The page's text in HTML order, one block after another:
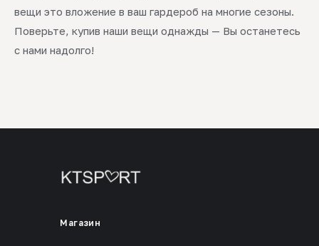
вещи это вложение в ваш гардероб на многие сезоны.
Поверьте, купив наши вещи однажды — Вы останетесь
с нами надолго!
Магазин